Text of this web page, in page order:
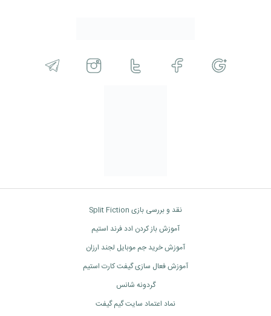
نقد و بررسی بازی Split Fiction
آموزش باز کردن ادد فرند استیم
آموزش خرید جم موبایل لجند ارزان
آموزش فعال سازی گیفت کارت استیم
گردونه شانس
نماد اعتماد سایت گیم گیفت